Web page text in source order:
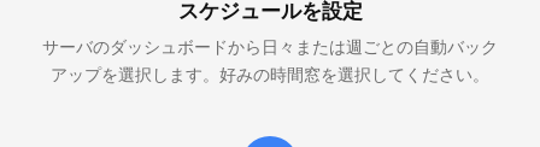
スケジュールを設定
サーバのダッシュボードから日々または週ごとの自動バック
アップを選択します。好みの時間窓を選択してください。